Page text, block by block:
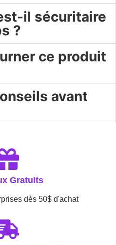
il sécuritaire
?
ce produit
avant
Gratuits
dès 50$ d'achat